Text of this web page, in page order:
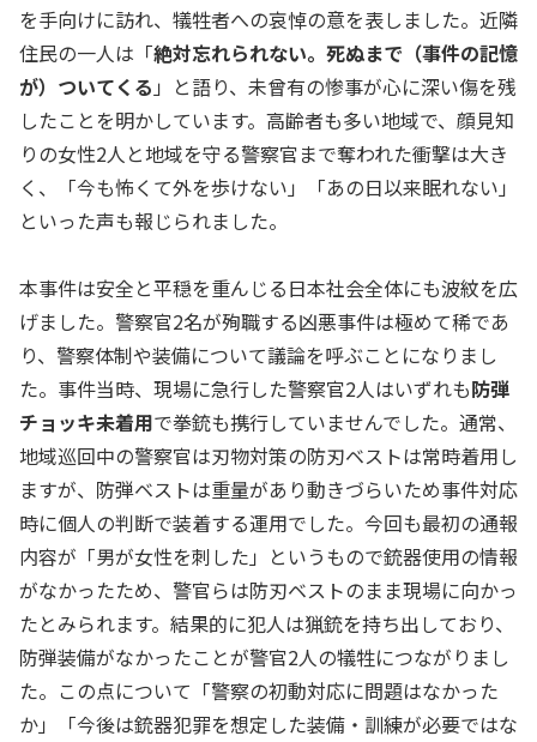
を手向けに訪れ、犠牲者への哀悼の意を表しました。近隣
住民の一人は「絶対忘れられない。死ぬまで（事件の記憶
が）ついてくる 」と語り、未曾有の惨事が心に深い傷を残
したことを明かしています。高齢者も多い地域で、顔見知
りの女性2人と地域を守る警察官まで奪われた衝撃は大き
く、「今も怖くて外を歩けない」「あの日以来眠れない」
といった声も報じられました。
本事件は安全と平穏を重んじる日本社会全体にも波紋を広
げました。警察官2名が殉職する凶悪事件は極めて稀であ
り、警察体制や装備について議論を呼ぶことになりまし
た。事件当時、現場に急行した警察官2人はいずれも防弾
チョッキ未着用で拳銃も携行していませんでした。通常、
地域巡回中の警察官は刃物対策の防刃ベストは常時着用し
ますが、防弾ベストは重量があり動きづらいため事件対応
時に個人の判断で装着する運用でした。今回も最初の通報
内容が「男が女性を刺した」というもので銃器使用の情報
がなかったため、警官らは防刃ベストのまま現場に向かっ
たとみられます。結果的に犯人は猟銃を持ち出しており、
防弾装備がなかったことが警官2人の犠牲につながりまし
た。この点について「警察の初動対応に問題はなかった
か」「今後は銃器犯罪を想定した装備・訓練が必要ではな